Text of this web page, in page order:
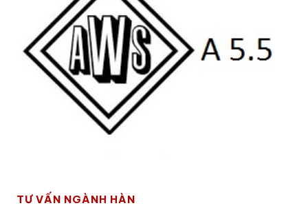
TƯ VẤN NGÀNH HÀN